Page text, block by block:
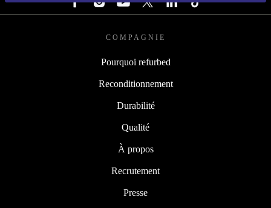
COMPAGNIE
Pourquoi refurbed
Reconditionnement
Durabilité
Qualité
À propos
Recrutement
Presse